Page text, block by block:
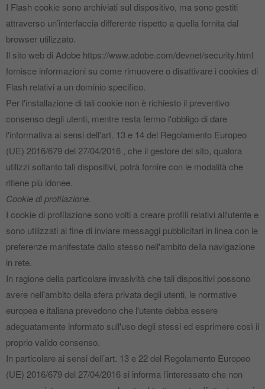
I Flash cookie sono archiviati sul dispositivo, ma sono gestiti
attraverso un’interfaccia differente rispetto a quella fornita dal
browser utilizzato.
Il sito web di Adobe https://www.adobe.com/devnet/security.html
fornisce informazioni su come rimuovere o disattivare i cookies di
Flash relativi a un dominio specifico.
Per l'installazione di tali cookie non è richiesto il preventivo
consenso degli utenti, mentre resta fermo l'obbligo di dare
l'informativa ai sensi dell'art. 13 e 14 del Regolamento Europeo
(UE) 2016/679 del 27/04/2016 , che il gestore del sito, qualora
utilizzi soltanto tali dispositivi, potrà fornire con le modalità che
ritiene più idonee.
Cookie di profilazione.
I cookie di profilazione sono volti a creare profili relativi all'utente e
sono utilizzati al fine di inviare messaggi pubblicitari in linea con le
preferenze manifestate dallo stesso nell'ambito della navigazione
in rete.
In ragione della particolare invasività che tali dispositivi possono
avere nell'ambito della sfera privata degli utenti, le normative
europea e italiana prevedono che l'utente debba essere
adeguatamente informato sull'uso degli stessi ed esprimere così il
proprio valido consenso.
In particolare ai sensi dell’art. 13 e 22 del Regolamento Europeo
(UE) 2016/679 del 27/04/2016 si informa l’interessato che non